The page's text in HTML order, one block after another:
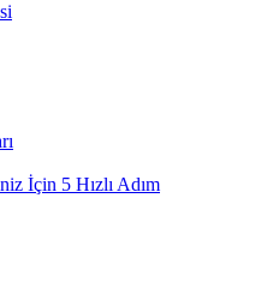
İçin 5 Hızlı Adım